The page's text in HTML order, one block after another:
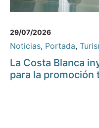
29/07/2026
Noticias, Portada,
La Costa Blanca
para la promoción